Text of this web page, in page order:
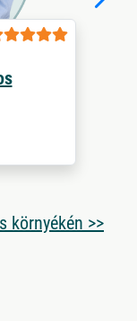
környékén >>